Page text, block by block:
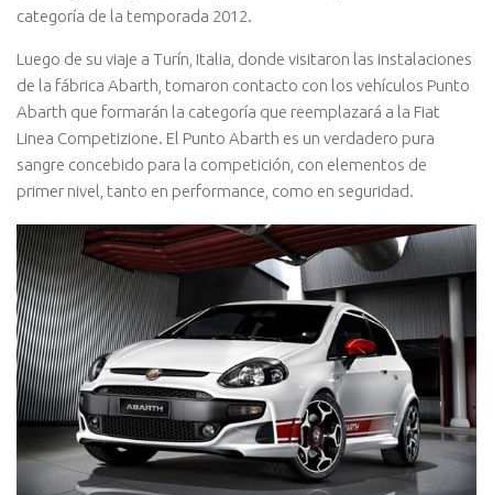
categoría de la temporada 2012.
Luego de su viaje a Turín, Italia, donde visitaron las instalaciones
de la fábrica Abarth, tomaron contacto con los vehículos Punto
Abarth que formarán la categoría que reemplazará a la Fiat
Linea Competizione. El Punto Abarth es un verdadero pura
sangre concebido para la competición, con elementos de
primer nivel, tanto en performance, como en seguridad.